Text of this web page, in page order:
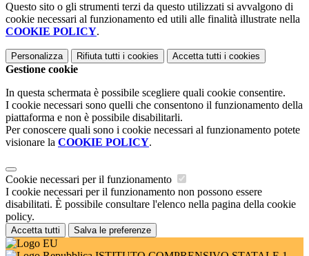
Questo sito o gli strumenti terzi da questo utilizzati si avvalgono di
cookie necessari al funzionamento ed utili alle finalità illustrate nella
COOKIE POLICY.
Personalizza Rifiuta tutti i cookies Accetta tutti i cookies
Gestione cookie
In questa schermata è possibile scegliere quali cookie consentire.
I cookie necessari sono quelli che consentono il funzionamento della
piattaforma e non è possibile disabilitarli.
Per conoscere quali sono i cookie necessari al funzionamento potete
visionare la COOKIE POLICY.
Cookie necessari per il funzionamento
I cookie necessari per il funzionamento non possono essere
disabilitati. È possibile consultare l'elenco nella pagina della cookie
policy.
Accetta tutti Salva le preferenze